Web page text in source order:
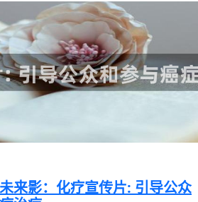
来影：化疗宣传片: 引导公众